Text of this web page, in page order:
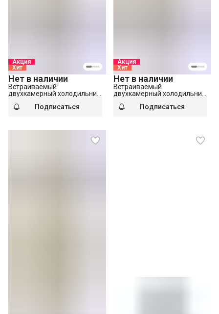
Акция
Хит
Нет в наличии
Встраиваемый
двухкамерный холодильник
Подписаться
Акция
Хит
Нет в наличии
Встраиваемый
двухкамерный холодильник
Подписаться